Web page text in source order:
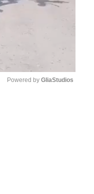
Powered by GliaStudios